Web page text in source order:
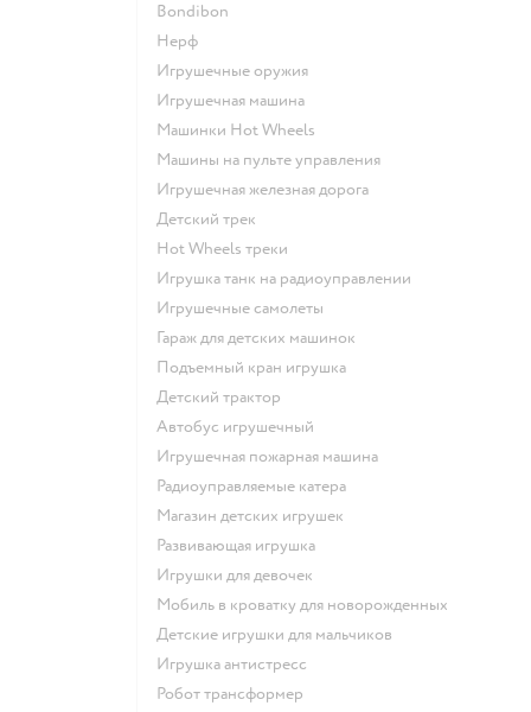
Bondibon
Нерф
Игрушечные оружия
Игрушечная машина
Машинки Hot Wheels
Машины на пульте управления
Игрушечная железная дорога
Детский трек
Hot Wheels треки
Игрушка танк на радиоуправлении
Игрушечные самолеты
Гараж для детских машинок
Подъемный кран игрушка
Детский трактор
Автобус игрушечный
Игрушечная пожарная машина
Радиоуправляемые катера
Магазин детских игрушек
Развивающая игрушка
Игрушки для девочек
Мобиль в кроватку для новорожденных
Детские игрушки для мальчиков
Игрушка антистресс
Робот трансформер